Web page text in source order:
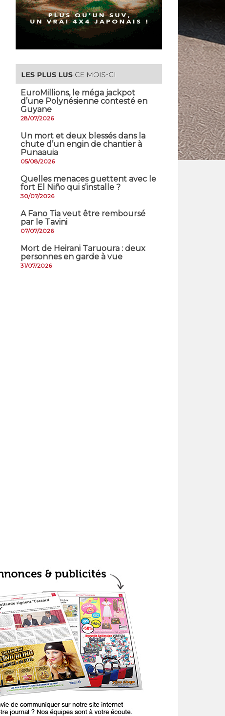
EuroMillions, ​le méga jackpot
d’une Polynésienne contesté en
Guyane
28/07/2026
​Un mort et deux blessés dans la
chute d’un engin de chantier à
Punaauia
05/08/2026
Quelles menaces guettent avec le
fort El Niño qui s’installe ?
30/07/2026
A Fano Tia veut être remboursé
par le Tavini
07/07/2026
Mort de Heirani Taruoura : deux
personnes en garde à vue
31/07/2026